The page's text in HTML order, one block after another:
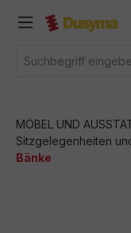
springen
MÖBEL UND
Sitzgelegenheiten
Bänke